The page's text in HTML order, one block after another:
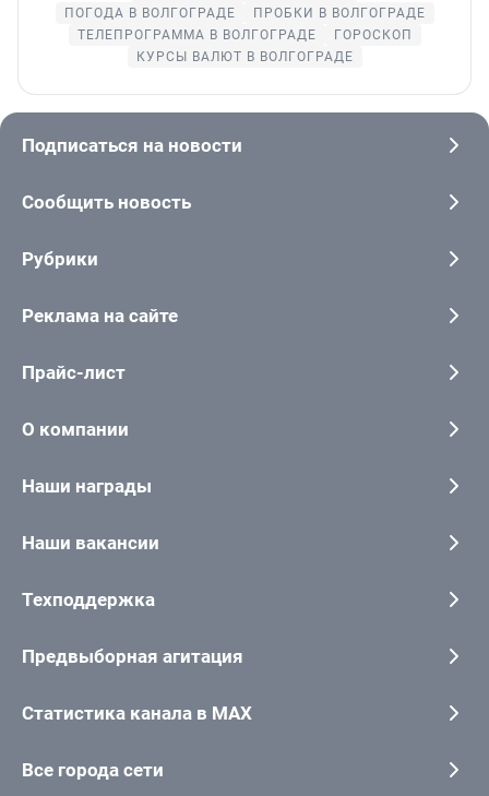
ПОГОДА В ВОЛГОГРАДЕ
ПРОБКИ В ВОЛГОГРАДЕ
ТЕЛЕПРОГРАММА В ВОЛГОГРАДЕ
ГОРОСКОП
КУРСЫ ВАЛЮТ В ВОЛГОГРАДЕ
Подписаться на новости
Сообщить новость
Рубрики
Реклама на сайте
Прайс-лист
О компании
Наши награды
Наши вакансии
Техподдержка
Предвыборная агитация
Статистика канала в MAX
Все города сети